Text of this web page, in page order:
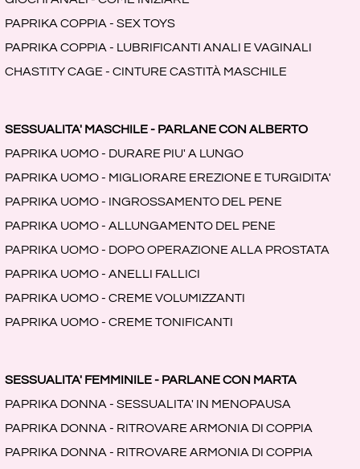
PAPRIKA COPPIA - SEX TOYS
PAPRIKA COPPIA - LUBRIFICANTI ANALI E VAGINALI
CHASTITY CAGE - CINTURE CASTITÀ MASCHILE
SESSUALITA' MASCHILE - PARLANE CON ALBERTO
PAPRIKA UOMO - DURARE PIU' A LUNGO
PAPRIKA UOMO - MIGLIORARE EREZIONE E TURGIDITA'
PAPRIKA UOMO - INGROSSAMENTO DEL PENE
PAPRIKA UOMO - ALLUNGAMENTO DEL PENE
PAPRIKA UOMO - DOPO OPERAZIONE ALLA PROSTATA
PAPRIKA UOMO - ANELLI FALLICI
PAPRIKA UOMO - CREME VOLUMIZZANTI
PAPRIKA UOMO - CREME TONIFICANTI
SESSUALITA' FEMMINILE - PARLANE CON MARTA
PAPRIKA DONNA - SESSUALITA' IN MENOPAUSA
PAPRIKA DONNA - RITROVARE ARMONIA DI COPPIA
PAPRIKA DONNA - RITROVARE ARMONIA DI COPPIA